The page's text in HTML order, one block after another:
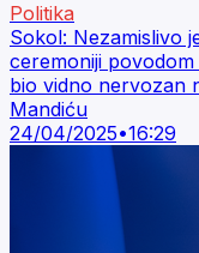
Politika
Sokol: Nezamislivo
ceremoniji
bio vidno nervozan
Mandiću
24/04/2025•16:29